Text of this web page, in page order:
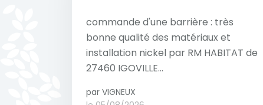
commande d'une barrière : très
bonne qualité des matériaux et
installation nickel par RM HABITAT de
27460 IGOVILLE...
par VIGNEUX